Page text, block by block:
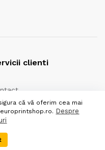
clienti
noi
că vă oferim cea mai
Despre